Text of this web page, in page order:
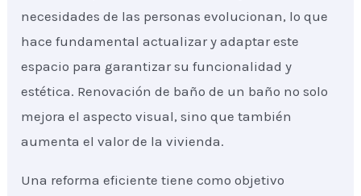
necesidades de las personas evolucionan, lo que
hace fundamental actualizar y adaptar este
espacio para garantizar su funcionalidad y
estética. Renovación de baño de un baño no solo
mejora el aspecto visual, sino que también
aumenta el valor de la vivienda.
Una reforma eficiente tiene como objetivo